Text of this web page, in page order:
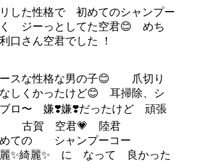
した性格で 初めてのシャンプー
ジーっとしてた空君😊 めち
口さん空君でした ！
スな性格な男の子😊 爪切り
しくかったけど😊 耳掃除、シ
ロ〜 嫌❣️嫌❣️だったけど 頑張
古賀 空君💗 陸君
シャンプーコー
麗✨ に なって 良かった